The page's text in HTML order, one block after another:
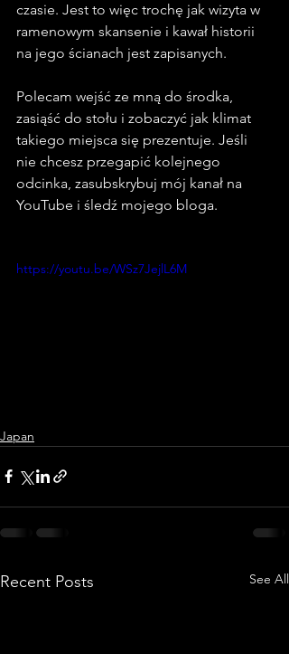
czasie. Jest to więc trochę jak wizyta w
ramenowym skansenie i kawał historii
na jego ścianach jest zapisanych.
Polecam wejść ze mną do środka,
zasiąść do stołu i zobaczyć jak klimat
takiego miejsca się prezentuje. Jeśli
nie chcesz przegapić kolejnego
odcinka, zasubskrybuj mój kanał na
YouTube i śledź mojego bloga.
https://youtu.be/WSz7JejlL6M
Japan
Recent Posts See All